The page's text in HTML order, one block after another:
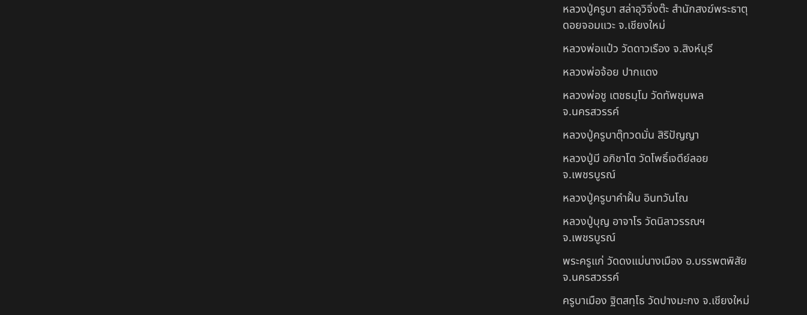
หลวงปู่ครูบา สล่าอุวิจิ่งต๊ะ สำนักสงฆ์พระธาตุ
ดอยจอมแวะ จ.เชียงใหม่
หลวงพ่อแป๋ว วัดดาวเรือง จ.สิงห์บุรี
หลวงพ่อจ้อย ปากแดง
หลวงพ่อชู เตชธมฺโม วัดทัพชุมพล
จ.นครสวรรค์
หลวงปู่ครูบาตุ๊ทวดมั่น สิริปัญญา
หลวงปู่มี อภิชาโต วัดโพธิ์เจดีย์ลอย
จ.เพชรบูรณ์
หลวงปู่ครูบาคำฝั้น อินทวันโณ
หลวงปู่บุญ อาจาโร วัดนิลาวรรณฯ
จ.เพชรบูรณ์
พระครูแก่ วัดดงแม่นางเมือง อ.บรรพตพิสัย
จ.นครสวรรค์
ครูบาเมือง ฐิตสทฺโธ วัดปางมะกง จ.เชียงใหม่